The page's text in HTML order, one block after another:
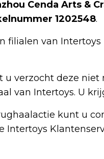
Cenda Arts &
1202548.
filialen van Intertoys
u verzocht deze
van Intertoys. U
kunt u
Intertoys